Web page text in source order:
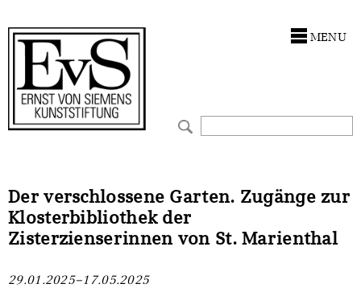
MENU
Der verschlossene Garten. Zugänge zur
Klosterbibliothek der
Zisterzienserinnen von St. Marienthal
29.01.2025–17.05.2025
Förderphilosophie
Gremien
Presse und Neuigkeiten
Ankauf
Restaurierungen
Werkverzeichnisse